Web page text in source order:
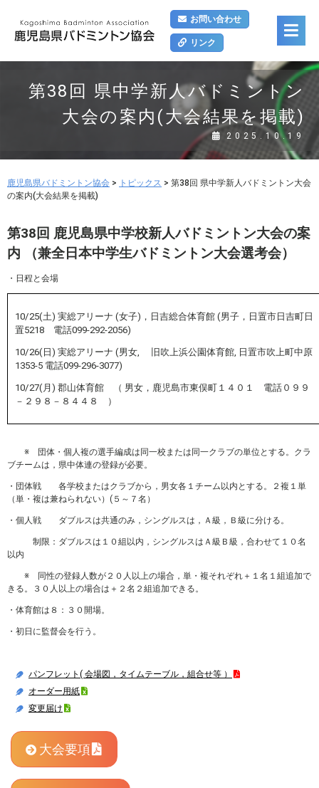
お問い合わせ
リンク
第38回 県中学新人バドミントン
大会の案内(大会結果を掲載)
2025.10.19
鹿児島県バドミントン協会 > トピックス > 第38回 県中学新人バドミントン大会
の案内(大会結果を掲載)
第38回 鹿児島県中学校新人バドミントン大会の案
内 （兼全日本中学生バドミントン大会選考会）
・日程と会場
10/25(土) 実総アリーナ (女子)， 日吉総合体育館 (男子，日置市日吉町日
置5218 電話099-292-2056)
10/26(日) 実総アリーナ (男女, 旧吹上浜公園体育館, 日置市吹上町中原
1353-5 電話099-296-3077)
10/27(月) 郡山体育館 （ 男女，鹿児島市東俣町１４０１ 電話０９９
－２９８－８４４８ ）
※ 団体・個人複の選手編成は同一校または同一クラブの単位とする。クラ
ブチームは，県中体連の登録が必要。
・団体戦 各学校またはクラブから，男女各１チーム以内とする。２複１単
（単・複は兼ねられない）(５～７名）
・個人戦 ダブルスは共通のみ，シングルスは，Ａ級，Ｂ級に分ける。
制限：ダブルスは１０組以内，シングルスはＡ級Ｂ級，合わせて１０名
以内
※ 同性の登録人数が２０人以上の場合，単・複それぞれ＋１名１組追加で
きる。
３０人以上の場合は＋２名２組追加できる。
・体育館は８：３０開場。
・初日に監督会を行う。
パンフレット( 会場図，タイムテーブル，組合せ等 ）
オーダー用紙
変更届け
大会要項